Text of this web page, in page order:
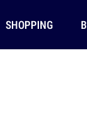
SHOPPING